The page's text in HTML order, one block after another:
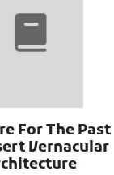
For The Past
Vernacular